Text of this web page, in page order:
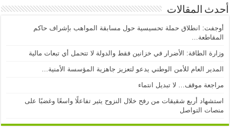
أحدث المقالات
أوجفت: انطلاق حملة تحسيسية حول مسابقة المواهب بإشراف حاكم
المقاطعة…
وزارة الطاقة: الأضرار في خزانين فقط والدولة لا تتحمل أي تبعات مالية
المدير العام للأمن الوطني يدعو لتعزيز جاهزية المؤسسة الأمنية…
مراجعة موقف… لا تبديل انتماء
استشهاد أربع شقيقات من رفح خلال النزوح يثير تفاعلًا واسعًا وغضبًا على
منصات التواصل